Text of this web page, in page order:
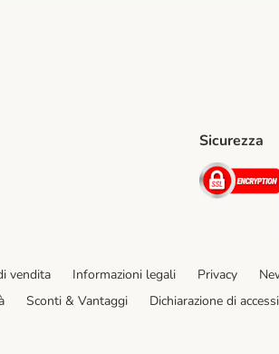
Shipping Method
Sicurezza
vendita Informazioni legali Privacy
Sconti & Vantaggi Dichiarazione di